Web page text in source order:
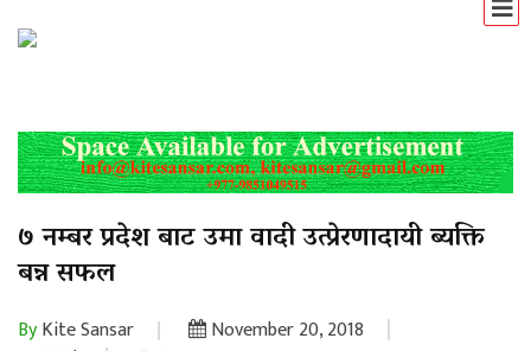
७ नम्बर प्रदेश बाट उमा वादी उत्प्रेरणादायी ब्यक्ति
बन्न सफल
ByKite Sansar
November 20, 2018